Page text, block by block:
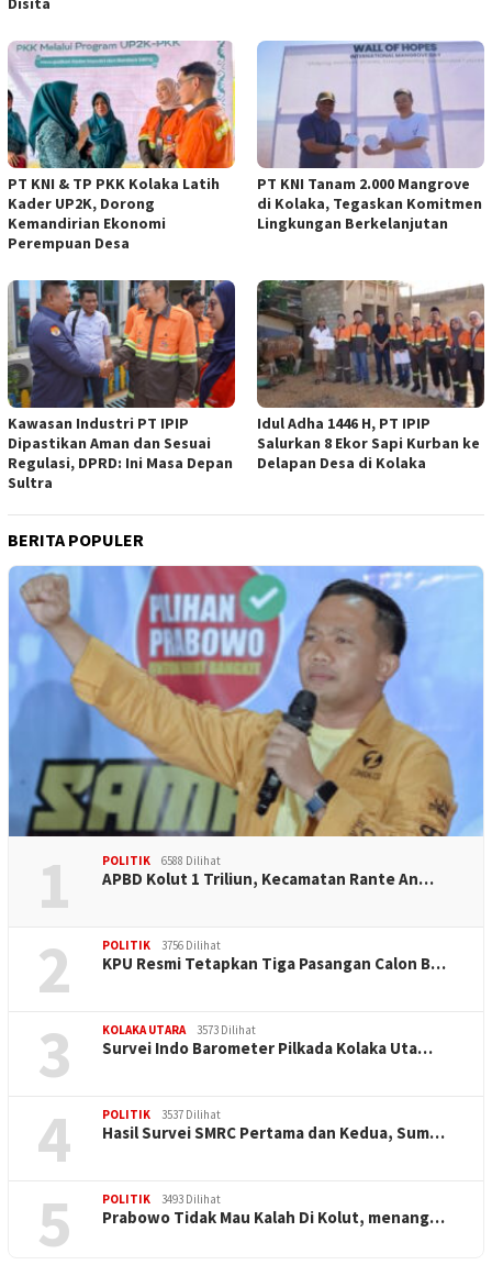
PT KNI & TP PKK Kolaka Latih
Kader UP2K, Dorong
Kemandirian Ekonomi
Perempuan Desa
PT KNI Tanam 2.000 Mangrove
di Kolaka, Tegaskan Komitmen
Lingkungan Berkelanjutan
Kawasan Industri PT IPIP
Dipastikan Aman dan Sesuai
Regulasi, DPRD: Ini Masa Depan
Sultra
Idul Adha 1446 H, PT IPIP
Salurkan 8 Ekor Sapi Kurban ke
Delapan Desa di Kolaka
BERITA POPULER
1 POLITIK 6588 Dilihat
APBD Kolut 1 Triliun, Kecamatan Rante An…
2 POLITIK 3756 Dilihat
KPU Resmi Tetapkan Tiga Pasangan Calon B…
3 KOLAKA UTARA 3573 Dilihat
Survei Indo Barometer Pilkada Kolaka Uta…
4 POLITIK 3537 Dilihat
Hasil Survei SMRC Pertama dan Kedua, Sum…
5 POLITIK 3493 Dilihat
Prabowo Tidak Mau Kalah Di Kolut, menang…